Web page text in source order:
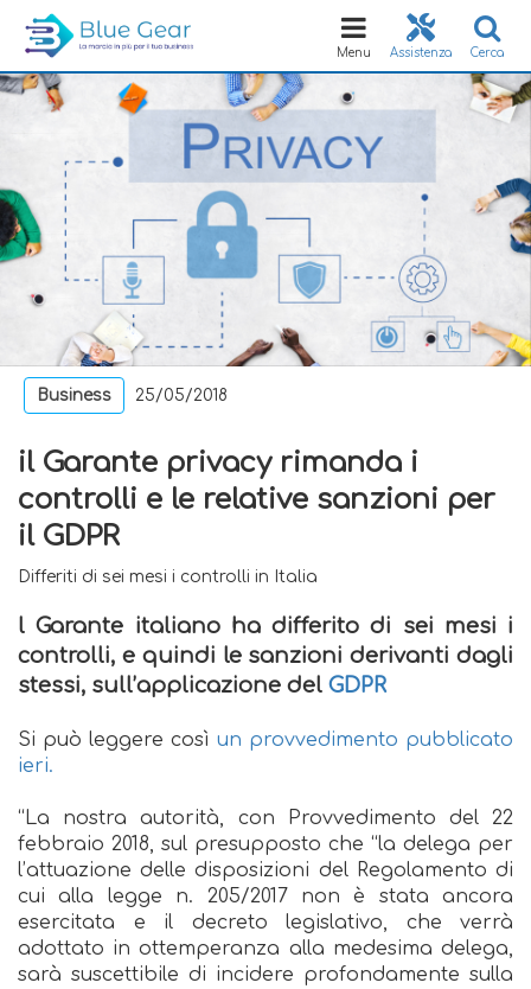
Cerca
Assistenza
Toggle
navigation
Menu
Business 25/05/2018
il Garante privacy rimanda i
controlli e le relative sanzioni per
il GDPR
Differiti di sei mesi i controlli in Italia
l Garante italiano ha differito di sei mesi i
controlli, e quindi le sanzioni derivanti dagli
stessi, sull’applicazione del GDPR
Si può leggere così un provvedimento pubblicato
ieri.
“La nostra autorità, con Provvedimento del 22
febbraio 2018, sul presupposto che “la delega per
l’attuazione delle disposizioni del Regolamento di
cui alla legge n. 205/2017 non è stata ancora
esercitata e il decreto legislativo, che verrà
adottato in ottemperanza alla medesima delega,
sarà suscettibile di incidere profondamente sulla